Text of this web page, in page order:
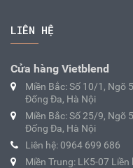
LIÊN HỆ
Cửa hàng Vietblend
Miền Bắc: Số 10/1, Ngõ
Đống Đa, Hà Nội
Miền Bắc: Số 25/9, Ngõ
Đống Đa, Hà Nội
Liên hệ: 0964 699 686
Miền Trung: LK5-07